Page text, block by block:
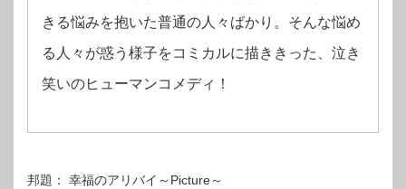
きる悩みを抱いた普通の人々ばかり。そんな悩め
る人々が惑う様子をコミカルに描ききった、泣き
笑いのヒューマンコメディ！
邦題： 幸福のアリバイ～Picture～